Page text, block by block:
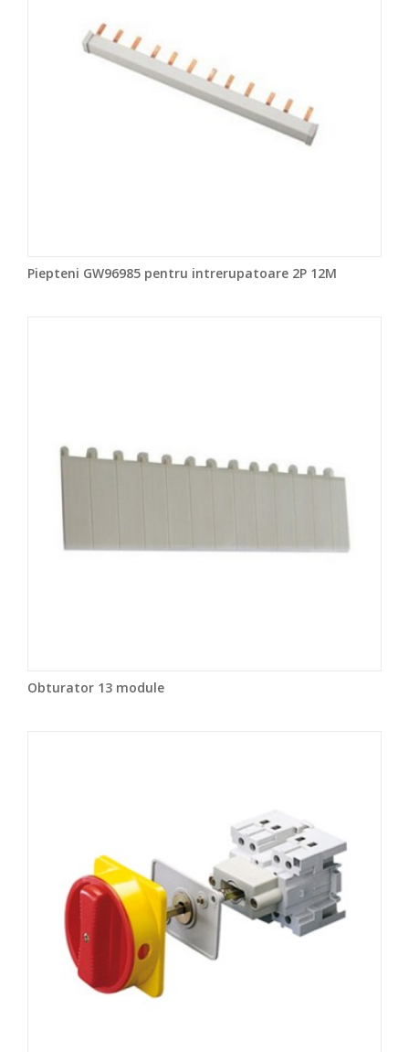
Piepteni GW96985 pentru intrerupatoare 2P 12M
Obturator 13 module